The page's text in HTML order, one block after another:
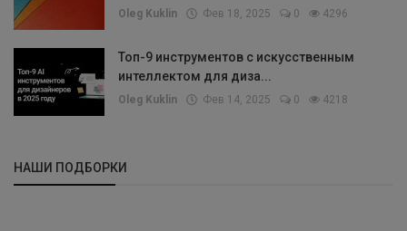
Oleg Kuklin Фев 18, 2025 0 4296
Топ-9 инструментов с искусственным
интеллектом для диза...
Oleg Kuklin Фев 14, 2025 0 4218
НАШИ ПОДБОРКИ